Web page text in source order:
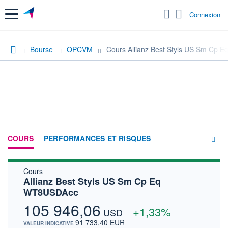
Menu Connexion
Bourse OPCVM Cours Allianz Best Styls US Sm Cp
COURS PERFORMANCES ET RISQUES
FORUM
Cours
Allianz Best Styls US Sm Cp Eq
WT8USDAcc
105 946,06 USD +1,33%
VALEUR INDICATIVE 91 733,40 EUR